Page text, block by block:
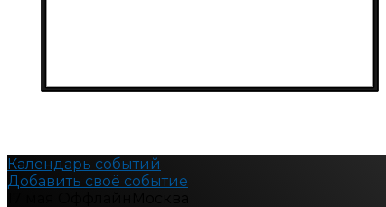
Календарь событий
Добавить своё событие